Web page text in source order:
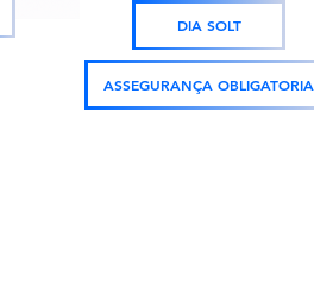
DIA SOLT
ASSEGURANÇA OBLIGATORIA